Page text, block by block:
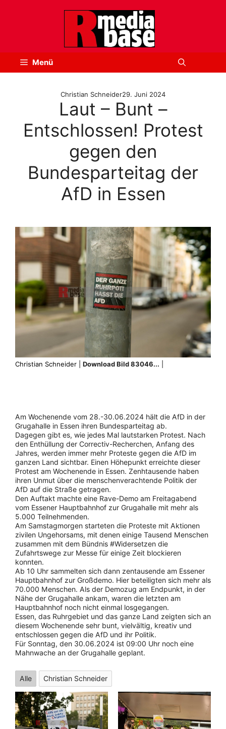
Menü
Christian Schneider29. Juni 2024
Laut – Bunt –
Entschlossen! Protest
gegen den
Bundesparteitag der
AfD in Essen
Christian Schneider | Download Bild 83046...
Am Wochenende vom 28.-30.06.2024 hält die AfD in der
Grugahalle in Essen ihren Bundesparteitag ab.
Dagegen gibt es, wie jedes Mal lautstarken Protest. Nach
den Enthüllung der Correctiv-Recherchen, Anfang des
Jahres, werden immer mehr Proteste gegen die AfD im
ganzen Land sichtbar. Einen Höhepunkt erreichte dieser
Protest am Wochenende in Essen. Zenhtausende haben
ihren Unmut über die menschenverachtende Politik der
AfD auf die Straße getragen.
Den Auftakt machte eine Rave-Demo am Freitagabend
vom Essener Hauptbahnhof zur Grugahalle mit mehr als
5.000 Teilnehmenden.
Am Samstagmorgen starteten die Proteste mit Aktionen
zivilen Ungehorsams, mit denen einige Tausend Menschen
zusammen mit dem Bündnis #Widersetzen die
Zufahrtswege zur Messe für einige Zeit blockieren
konnten.
Ab 10 Uhr sammelten sich dann zentausende am Essener
Hauptbahnhof zur Großdemo. Hier beteiligten sich mehr als
70.000 Menschen. Als der Demozug am Endpunkt, in der
Nähe der Grugahalle ankam, waren die letzten am
Hauptbahnhof noch nicht einmal losgegangen.
Essen, das Ruhrgebiet und das ganze Land zeigten sich an
diesem Wochenende sehr bunt, vielvältig, kreativ und
entschlossen gegen die AfD und ihr Politik.
Für Sonntag, den 30.06.2024 ist 09:00 Uhr noch eine
Mahnwache an der Grugahalle geplant.
Alle Christian Schneider